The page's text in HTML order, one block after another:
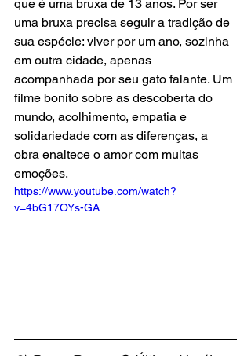
que é uma bruxa de 13 anos. Por ser
uma bruxa precisa seguir a tradição de
sua espécie: viver por um ano, sozinha
em outra cidade, apenas
acompanhada por seu gato falante. Um
filme bonito sobre as descoberta do
mundo, acolhimento, empatia e
solidariedade com as diferenças, a
obra enaltece o amor com muitas
emoções.
https://www.youtube.com/watch?
v=4bG17OYs-GA